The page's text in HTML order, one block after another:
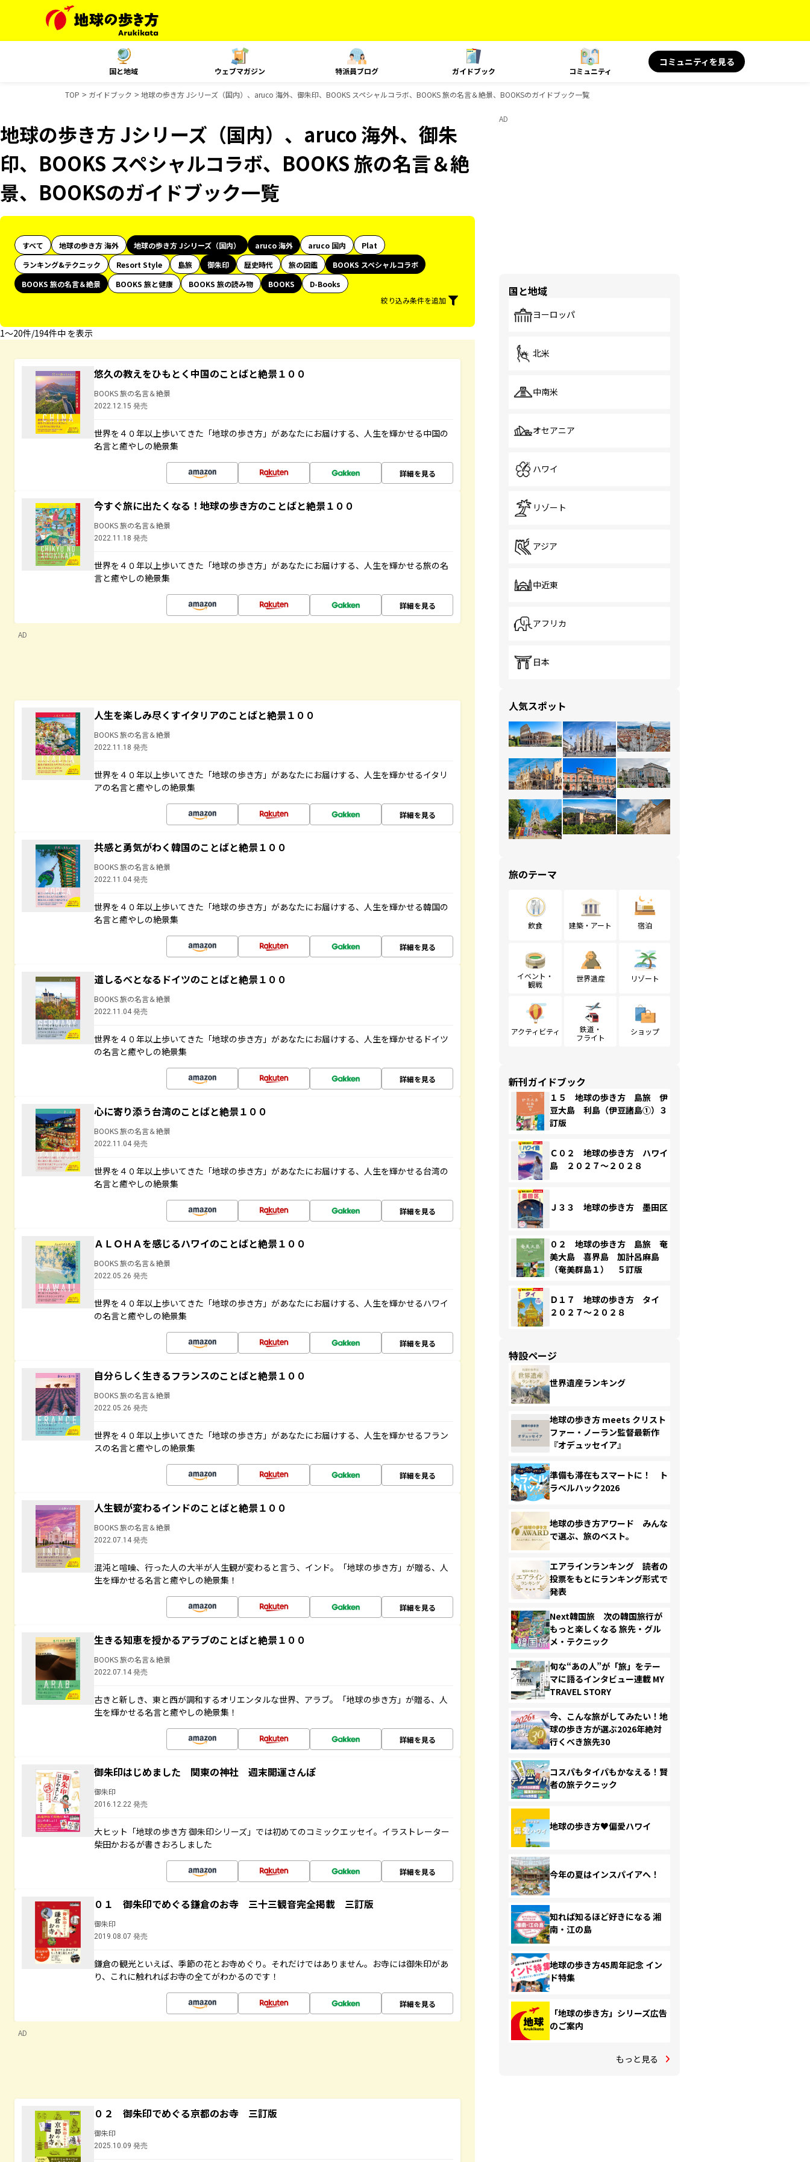
国と地域 ウェブマガジン 特派員ブログ ガイドブック コミュニティ
コミュニティを見る
TOP ガイドブック 地球の歩き方 Jシリーズ（国内）、aruco 海外、御朱印、BOOKS スペシャルコラボ、BOOKS 旅の名言＆絶景、BOOKSのガイドブック一覧
地球の歩き方 Jシリーズ（国内）、aruco 海外、御朱
印、BOOKS スペシャルコラボ、BOOKS 旅の名言＆絶
景、BOOKSのガイドブック一覧
すべて 地球の歩き方 海外 地球の歩き方 Jシリーズ（国内） aruco 海外 aruco 国内
Plat
ランキング&テクニック
Resort Style 島旅 御朱印 歴史時代 旅の図鑑
BOOKS スペシャルコラボ
BOOKS 旅の名言＆絶景
BOOKS 旅と健康 BOOKS 旅の読み物 BOOKS
D-Books
絞り込み条件を追加
1〜20件/194件中 を表示
悠久の教えをひもとく中国のことばと絶景１００
BOOKS 旅の名言＆絶景
2022.12.15 発売
世界を４０年以上歩いてきた「地球の歩き方」があなたにお届けする、人生を輝かせる中国の
名言と癒やしの絶景集
詳細を見る
今すぐ旅に出たくなる！地球の歩き方のことばと絶景１００
BOOKS 旅の名言＆絶景
2022.11.18 発売
世界を４０年以上歩いてきた「地球の歩き方」があなたにお届けする、人生を輝かせる旅の名
言と癒やしの絶景集
詳細を見る
AD
人生を楽しみ尽くすイタリアのことばと絶景１００
BOOKS 旅の名言＆絶景
2022.11.18 発売
世界を４０年以上歩いてきた「地球の歩き方」があなたにお届けする、人生を輝かせるイタリ
アの名言と癒やしの絶景集
詳細を見る
共感と勇気がわく韓国のことばと絶景１００
BOOKS 旅の名言＆絶景
2022.11.04 発売
世界を４０年以上歩いてきた「地球の歩き方」があなたにお届けする、人生を輝かせる韓国の
名言と癒やしの絶景集
詳細を見る
道しるべとなるドイツのことばと絶景１００
BOOKS 旅の名言＆絶景
2022.11.04 発売
世界を４０年以上歩いてきた「地球の歩き方」があなたにお届けする、人生を輝かせるドイツ
の名言と癒やしの絶景集
詳細を見る
心に寄り添う台湾のことばと絶景１００
BOOKS 旅の名言＆絶景
2022.11.04 発売
世界を４０年以上歩いてきた「地球の歩き方」があなたにお届けする、人生を輝かせる台湾の
名言と癒やしの絶景集
詳細を見る
ＡＬＯＨＡを感じるハワイのことばと絶景１００
BOOKS 旅の名言＆絶景
2022.05.26 発売
世界を４０年以上歩いてきた「地球の歩き方」があなたにお届けする、人生を輝かせるハワイ
の名言と癒やしの絶景集
詳細を見る
自分らしく生きるフランスのことばと絶景１００
BOOKS 旅の名言＆絶景
2022.05.26 発売
世界を４０年以上歩いてきた「地球の歩き方」があなたにお届けする、人生を輝かせるフラン
スの名言と癒やしの絶景集
詳細を見る
人生観が変わるインドのことばと絶景１００
BOOKS 旅の名言＆絶景
2022.07.14 発売
混沌と喧噪、行った人の大半が人生観が変わると言う、インド。「地球の歩き方」が贈る、人
生を輝かせる名言と癒やしの絶景集！
詳細を見る
生きる知恵を授かるアラブのことばと絶景１００
BOOKS 旅の名言＆絶景
2022.07.14 発売
古きと新しき、東と西が調和するオリエンタルな世界、アラブ。「地球の歩き方」が贈る、人
生を輝かせる名言と癒やしの絶景集！
詳細を見る
御朱印はじめました 関東の神社 週末開運さんぽ
御朱印
2016.12.22 発売
大ヒット「地球の歩き方 御朱印シリーズ」では初めてのコミックエッセイ。イラストレーター
柴田かおるが書きおろしました
詳細を見る
０１ 御朱印でめぐる鎌倉のお寺 三十三観音完全掲載 三訂版
御朱印
2019.08.07 発売
鎌倉の観光といえば、季節の花とお寺めぐり。それだけではありません。お寺には御朱印があ
り、これに触れればお寺の全てがわかるのです！
詳細を見る
AD
０２ 御朱印でめぐる京都のお寺 三訂版
御朱印
2025.10.09 発売
AD
国と地域
ヨーロッパ
北米
中南米
オセアニア
ハワイ
リゾート
アジア
中近東
アフリカ
日本
人気スポット
旅のテーマ
飲食 建築・アート 宿泊
イベント・
観戦
世界遺産 リゾート
アクティビティ
鉄道・
フライト
ショップ
新刊ガイドブック
１５ 地球の歩き方 島旅 伊
豆大島 利島（伊豆諸島①）３
訂版
Ｃ０２ 地球の歩き方 ハワイ
島 ２０２７～２０２８
Ｊ３３ 地球の歩き方 墨田区
０２ 地球の歩き方 島旅 奄
美大島 喜界島 加計呂麻島
（奄美群島１） ５訂版
Ｄ１７ 地球の歩き方 タイ
２０２７～２０２８
特設ページ
世界遺産ランキング
地球の歩き方 meets クリスト
ファー・ノーラン監督最新作
『オデュッセイア』
準備も滞在もスマートに！ ト
ラベルハック2026
地球の歩き方アワード みんな
で選ぶ、旅のベスト。
エアラインランキング 読者の
投票をもとにランキング形式で
発表
Next韓国旅 次の韓国旅行が
もっと楽しくなる 旅先・グル
メ・テクニック
旬な“あの人”が「旅」をテー
マに語るインタビュー連載 MY
TRAVEL STORY
今、こんな旅がしてみたい！地
球の歩き方が選ぶ2026年絶対
行くべき旅先30
コスパもタイパもかなえる！賢
者の旅テクニック
地球の歩き方♥偏愛ハワイ
今年の夏はインスパイアへ！
知れば知るほど好きになる 湘
南・江の島
地球の歩き方45周年記念 イン
ド特集
「地球の歩き方」シリーズ広告
のご案内
もっと見る